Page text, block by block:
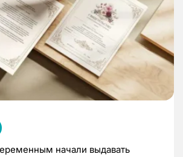
начали выдавать